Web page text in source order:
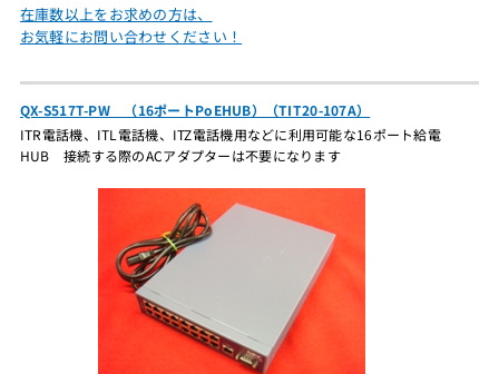
在庫数以上をお求めの方は、
お気軽にお問い合わせください！
QX-S517T-PW （16ポートPoEHUB）（TIT20-107A）
ITR電話機、ITL電話機、ITZ電話機用などに利用可能な16ポート給電
HUB 接続する際のACアダプターは不要になります